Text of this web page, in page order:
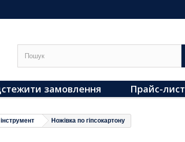
замовлення Прайс-лист
Ножівка по гіпсокартону